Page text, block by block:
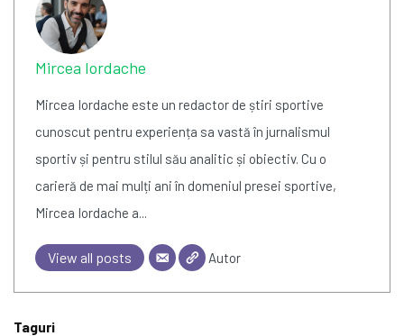
Mircea Iordache
Mircea Iordache este un redactor de știri sportive
cunoscut pentru experiența sa vastă în jurnalismul
sportiv și pentru stilul său analitic și obiectiv. Cu o
carieră de mai mulți ani în domeniul presei sportive,
Mircea Iordache a...
View all posts Autor
Taguri